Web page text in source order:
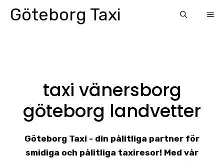
SkipGöteborg Taxi
taxi vänersborg
göteborg landvetter
Göteborg Taxi - din pålitliga partner för
smidiga och pålitliga taxiresor! Med vår